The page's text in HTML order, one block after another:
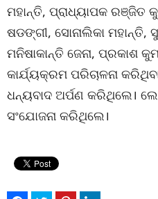
ମହାନ୍ତି, ପ୍ରାଧ୍ୟାପକ ରଞ୍ଜିତ
ଷଡଙ୍ଗୀ, ସୋନାଲିକା ମହାନ୍ତି,
ମନିଷାକାନ୍ତି ଜେନା, ପ୍ରକାଶ
କାର୍ଯ୍ୟକ୍ରମ ପରିଚାଳନା
ଧନ୍ୟବାଦ ଅର୍ପଣ କରିଥିଲେ।
ସଂଯୋଜନା କରିଥିଲେ।